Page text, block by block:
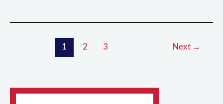
1 2 3 Next →